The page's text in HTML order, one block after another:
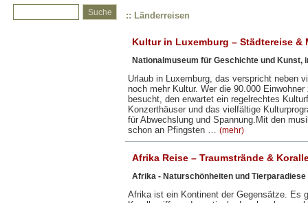
:: Länderreisen
Kultur in Luxemburg – Städtereise &
Nationalmuseum für Geschichte und Kunst,
Urlaub in Luxemburg, das verspricht neben
noch mehr Kultur. Wer die 90.000
besucht, den erwartet ein regelrechtes
Konzerthäuser und das vielfältige
für Abwechslung und Spannung.Mit den
schon an Pfingsten … (mehr)
Afrika Reise – Traumstrände &
Afrika - Naturschönheiten und Tierparadiese
Afrika ist ein Kontinent der Gegensätze. Es